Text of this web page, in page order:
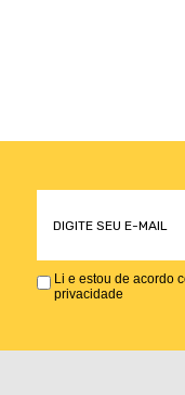
Li e estou de acordo
privacidade